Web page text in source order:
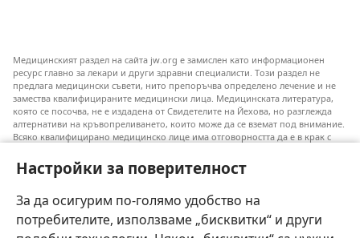
Настройки за поверителност
За да осигурим по-голямо удобство на
потребителите, използваме „бисквитки“ и други
Медицинският раздел на сайта jw.org е замислен като информационен
ресурс главно за лекари и други здравни специалисти. Този раздел не
предлага медицински съвети, нито препоръчва определено лечение и не
замества квалифицираните медицински лица. Медицинската литература,
която се посочва, не е издадена от Свидетелите на Йехова, но разглежда
алтернативи на кръвопреливането, които може да се вземат под внимание.
Всяко квалифицирано медицинско лице има отговорността да е в крак с
помага на пациентите си да направят избор съобразно техните
заболявания, желания, ценности и вярвания. Не всички посочени практики
Към пациентите: Винаги се допитвайте до своя лекар или до друго
квалифицирано медицинско лице във връзка със заболяване или избор на
лечение. Говори с лекар, ако смяташ, че си болен.